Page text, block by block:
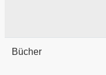
Bücher